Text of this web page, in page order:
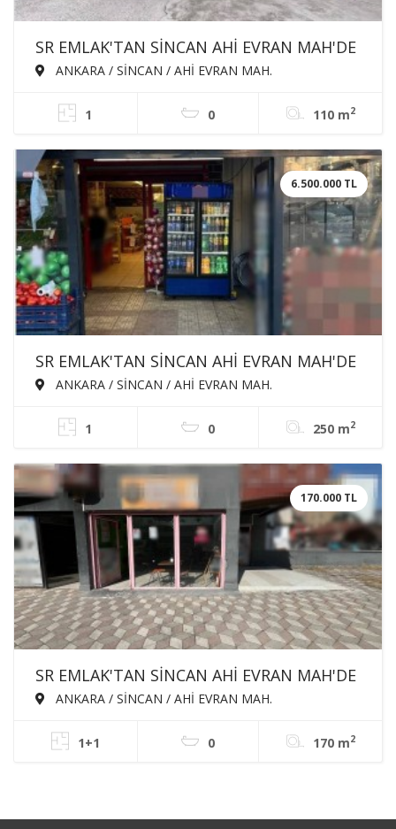
SR EMLAK'TAN SİNCAN AHİ EVRAN MAH'DE
110m² CADDEYE YAKIN OKUL KARŞISI
ANKARA / SİNCAN / AHİ EVRAN MAH.
1 0 110 m2
6.500.000 TL
SR EMLAK'TAN SİNCAN AHİ EVRAN MAH'DE
250m² KÖŞE BAŞI DEVREN KİRALIK
ANKARA / SİNCAN / AHİ EVRAN MAH.
1 0 250 m2
170.000 TL
SR EMLAK'TAN SİNCAN AHİ EVRAN MAH'DE
170m² DEPOLU DEVREN KİRALIK DÜKKAN
ANKARA / SİNCAN / AHİ EVRAN MAH.
1+1 0 170 m2